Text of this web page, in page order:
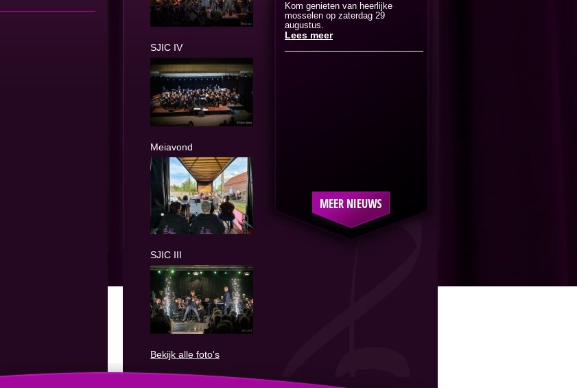
SJIC IV
Meiavond
SJIC III
Bekijk alle foto's
Kom genieten van heerlijke
mosselen op zaterdag 29
augustus.
Lees meer
MEER NIEUWS